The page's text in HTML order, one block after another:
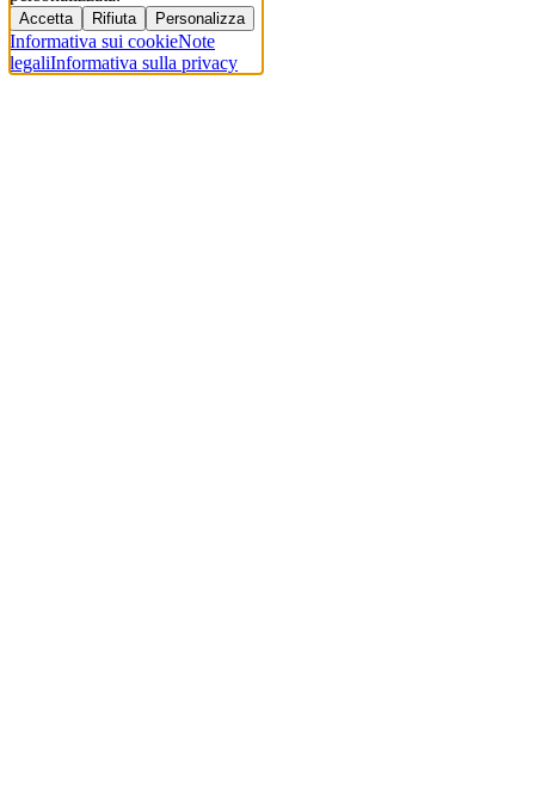
Accetta Rifiuta Personalizza
Informativa sui cookieNote
legaliInformativa sulla privacy